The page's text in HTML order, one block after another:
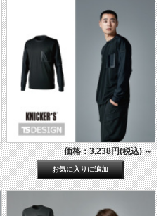
価格：3,238円(税込)～